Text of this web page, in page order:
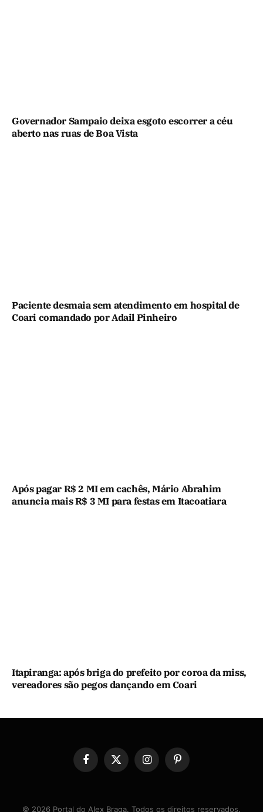
Governador Sampaio deixa esgoto escorrer a céu
aberto nas ruas de Boa Vista
Paciente desmaia sem atendimento em hospital de
Coari comandado por Adail Pinheiro
Após pagar R$ 2 MI em cachês, Mário Abrahim
anuncia mais R$ 3 MI para festas em Itacoatiara
Itapiranga: após briga do prefeito por coroa da miss,
vereadores são pegos dançando em Coari
Facebook
X
InstagramPinterest
© 2026 Portal do Alex Braga. Todos os direitos reservados.